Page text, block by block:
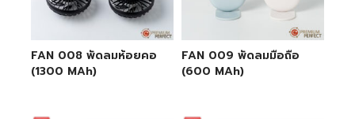
FAN 008 พัดลมห้อยคอ
(1300 MAh)
FAN 009 พัดลมมือถือ
(600 MAh)